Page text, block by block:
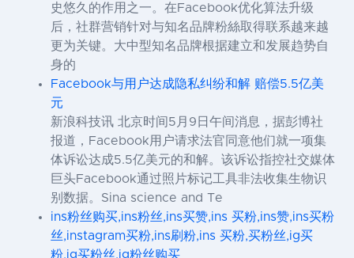
史悠久的作用之一。在Facebook优化算法升级
后，社群营销针对与知名品牌粉絲取得联系越来越
更为关键。大中型知名品牌根据建立和发展趋势自
身的
Facebook与用户达成隐私纠纷和解 赔偿5.5亿美
元
新浪科技讯 北京时间5月9日午间消息，据彭博社
报道，Facebook用户请求法官同意他们就一项集
体诉讼达成5.5亿美元的和解。该诉讼指控社交媒体
巨头Facebook通过照片标记工具非法收集生物识
别数据。Sina science and Te
ins粉丝购买,ins粉丝,ins买赞,ins 买粉,ins赞,ins买粉
丝,instagram买粉,ins刷粉,ins 买粉,买粉丝,ig买
粉,ig买粉丝,ig粉丝购买